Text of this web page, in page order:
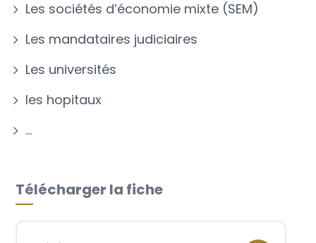
Les sociétés d’économie mixte (SEM)
Les mandataires judiciaires
Les universités
les hopitaux
…
Télécharger la fiche